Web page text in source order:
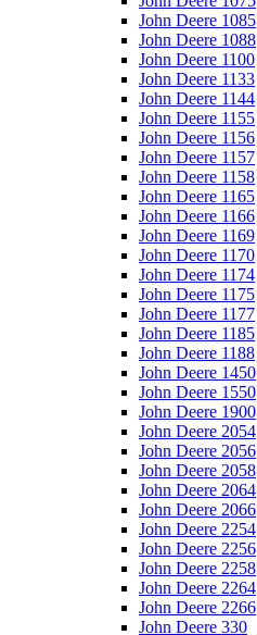
John Deere 1085
John Deere 1088
John Deere 1100
John Deere 1133
John Deere 1144
John Deere 1155
John Deere 1156
John Deere 1157
John Deere 1158
John Deere 1165
John Deere 1166
John Deere 1169
John Deere 1170
John Deere 1174
John Deere 1175
John Deere 1177
John Deere 1185
John Deere 1188
John Deere 1450
John Deere 1550
John Deere 1900
John Deere 2054
John Deere 2056
John Deere 2058
John Deere 2064
John Deere 2066
John Deere 2254
John Deere 2256
John Deere 2258
John Deere 2264
John Deere 2266
John Deere 330